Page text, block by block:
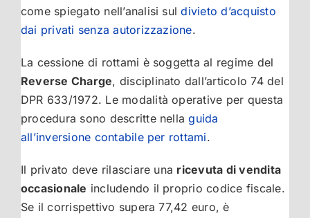
come spiegato nell’analisi suldivieto d’acquisto
dai privati senza autorizzazione.
La cessione di rottami è soggetta al regime del
Reverse Charge, disciplinato dall’articolo 74 del
DPR 633/1972. Le modalità operative per questa
procedura sono descritte nellaguida
all’inversione contabile per rottami.
Il privato deve rilasciare una ricevuta di vendita
occasionale includendo il proprio codice fiscale.
Se il corrispettivo supera 77,42 euro, è